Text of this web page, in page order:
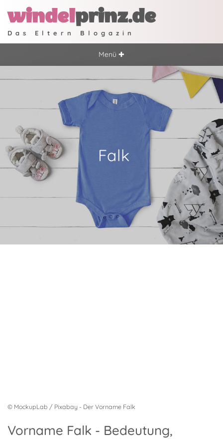
windelprinz.de
Das Eltern Blogazin
Menü ✚
Falk
© MockupLab / Pixabay - Der Vorname Falk
Vorname Falk - Bedeutung,